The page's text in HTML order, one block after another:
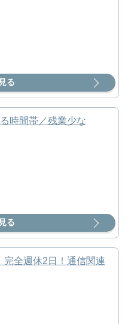
る
時間帯／残業少な
る
完全週休2日！通信関連